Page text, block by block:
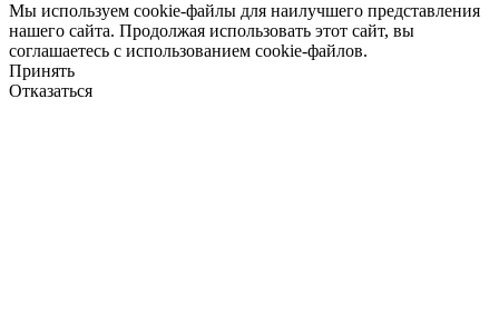
Мы используем cookie-файлы для наилучшего представления
нашего сайта. Продолжая использовать этот сайт, вы
соглашаетесь с использованием cookie-файлов.
Принять
Отказаться